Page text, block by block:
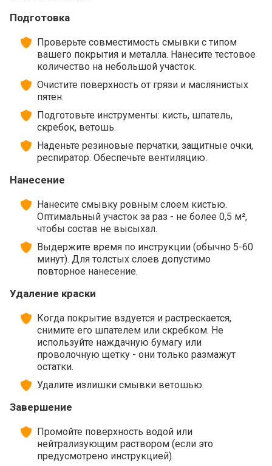
Подготовка
Проверьте совместимость смывки с типом
вашего покрытия и металла. Нанесите тестовое
количество на небольшой участок.
Очистите поверхность от грязи и маслянистых
пятен.
Подготовьте инструменты: кисть, шпатель,
скребок, ветошь.
Наденьте резиновые перчатки, защитные очки,
респиратор. Обеспечьте вентиляцию.
Нанесение
Нанесите смывку ровным слоем кистью.
Оптимальный участок за раз - не более 0,5 м²,
чтобы состав не высыхал.
Выдержите время по инструкции (обычно 5-60
минут). Для толстых слоев допустимо
повторное нанесение.
Удаление краски
Когда покрытие вздуется и растрескается,
снимите его шпателем или скребком. Не
используйте наждачную бумагу или
проволочную щетку - они только размажут
остатки.
Удалите излишки смывки ветошью.
Завершение
Промойте поверхность водой или
нейтрализующим раствором (если это
предусмотрено инструкцией).